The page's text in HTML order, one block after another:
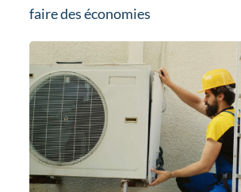
faire des économies